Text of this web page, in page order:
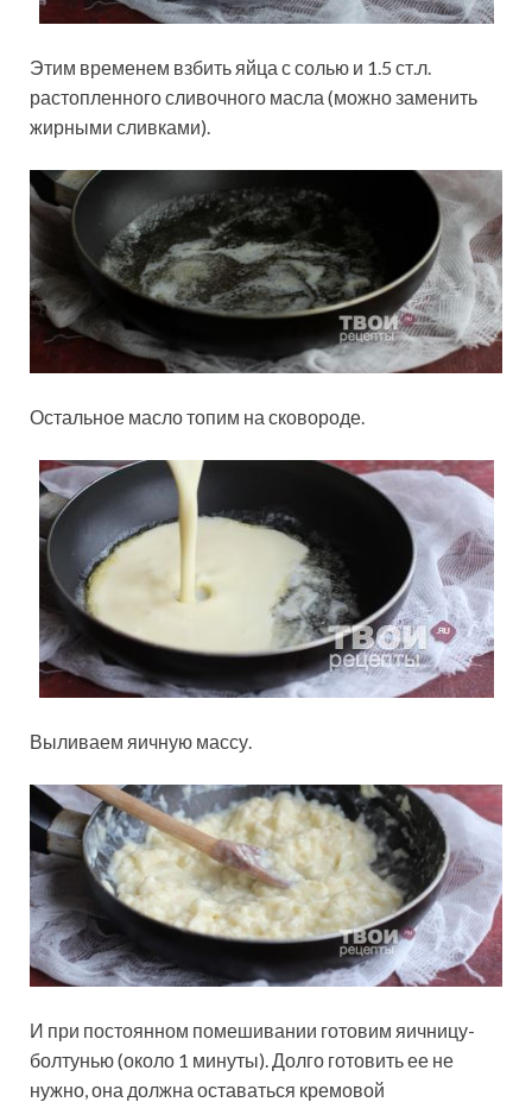
Этим временем взбить яйца с солью и 1.5 ст.л.
растопленного сливочного масла (можно заменить
жирными сливками).
Остальное масло топим на сковороде.
Выливаем яичную массу.
И при постоянном помешивании готовим яичницу-
болтунью (около 1 минуты). Долго готовить ее не
нужно, она должна оставаться кремовой